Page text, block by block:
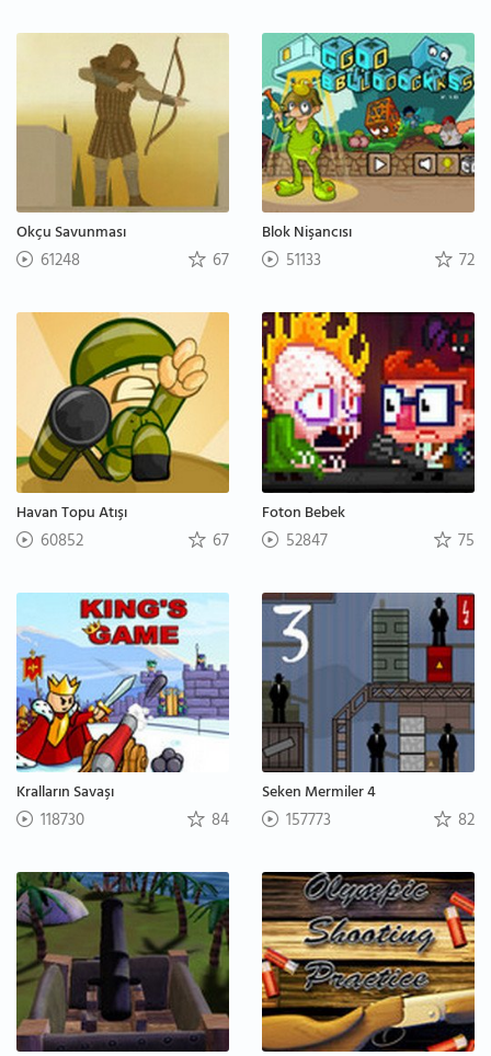
Okçu Savunması
61248 67
Blok Nişancısı
51133 72
Havan Topu Atışı
60852 67
Foton Bebek
52847 75
Kralların Savaşı
118730 84
Seken Mermiler 4
157773 82